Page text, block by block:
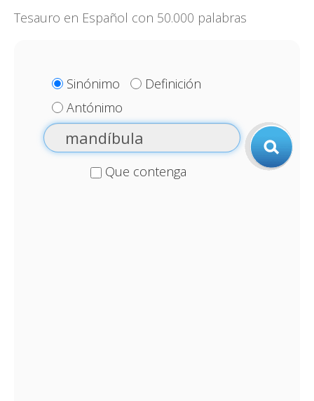
Tesauro en Español con 50.000 palabras
Sinónimo
Definición
Antónimo
Que contenga